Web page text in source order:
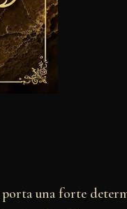
una forte